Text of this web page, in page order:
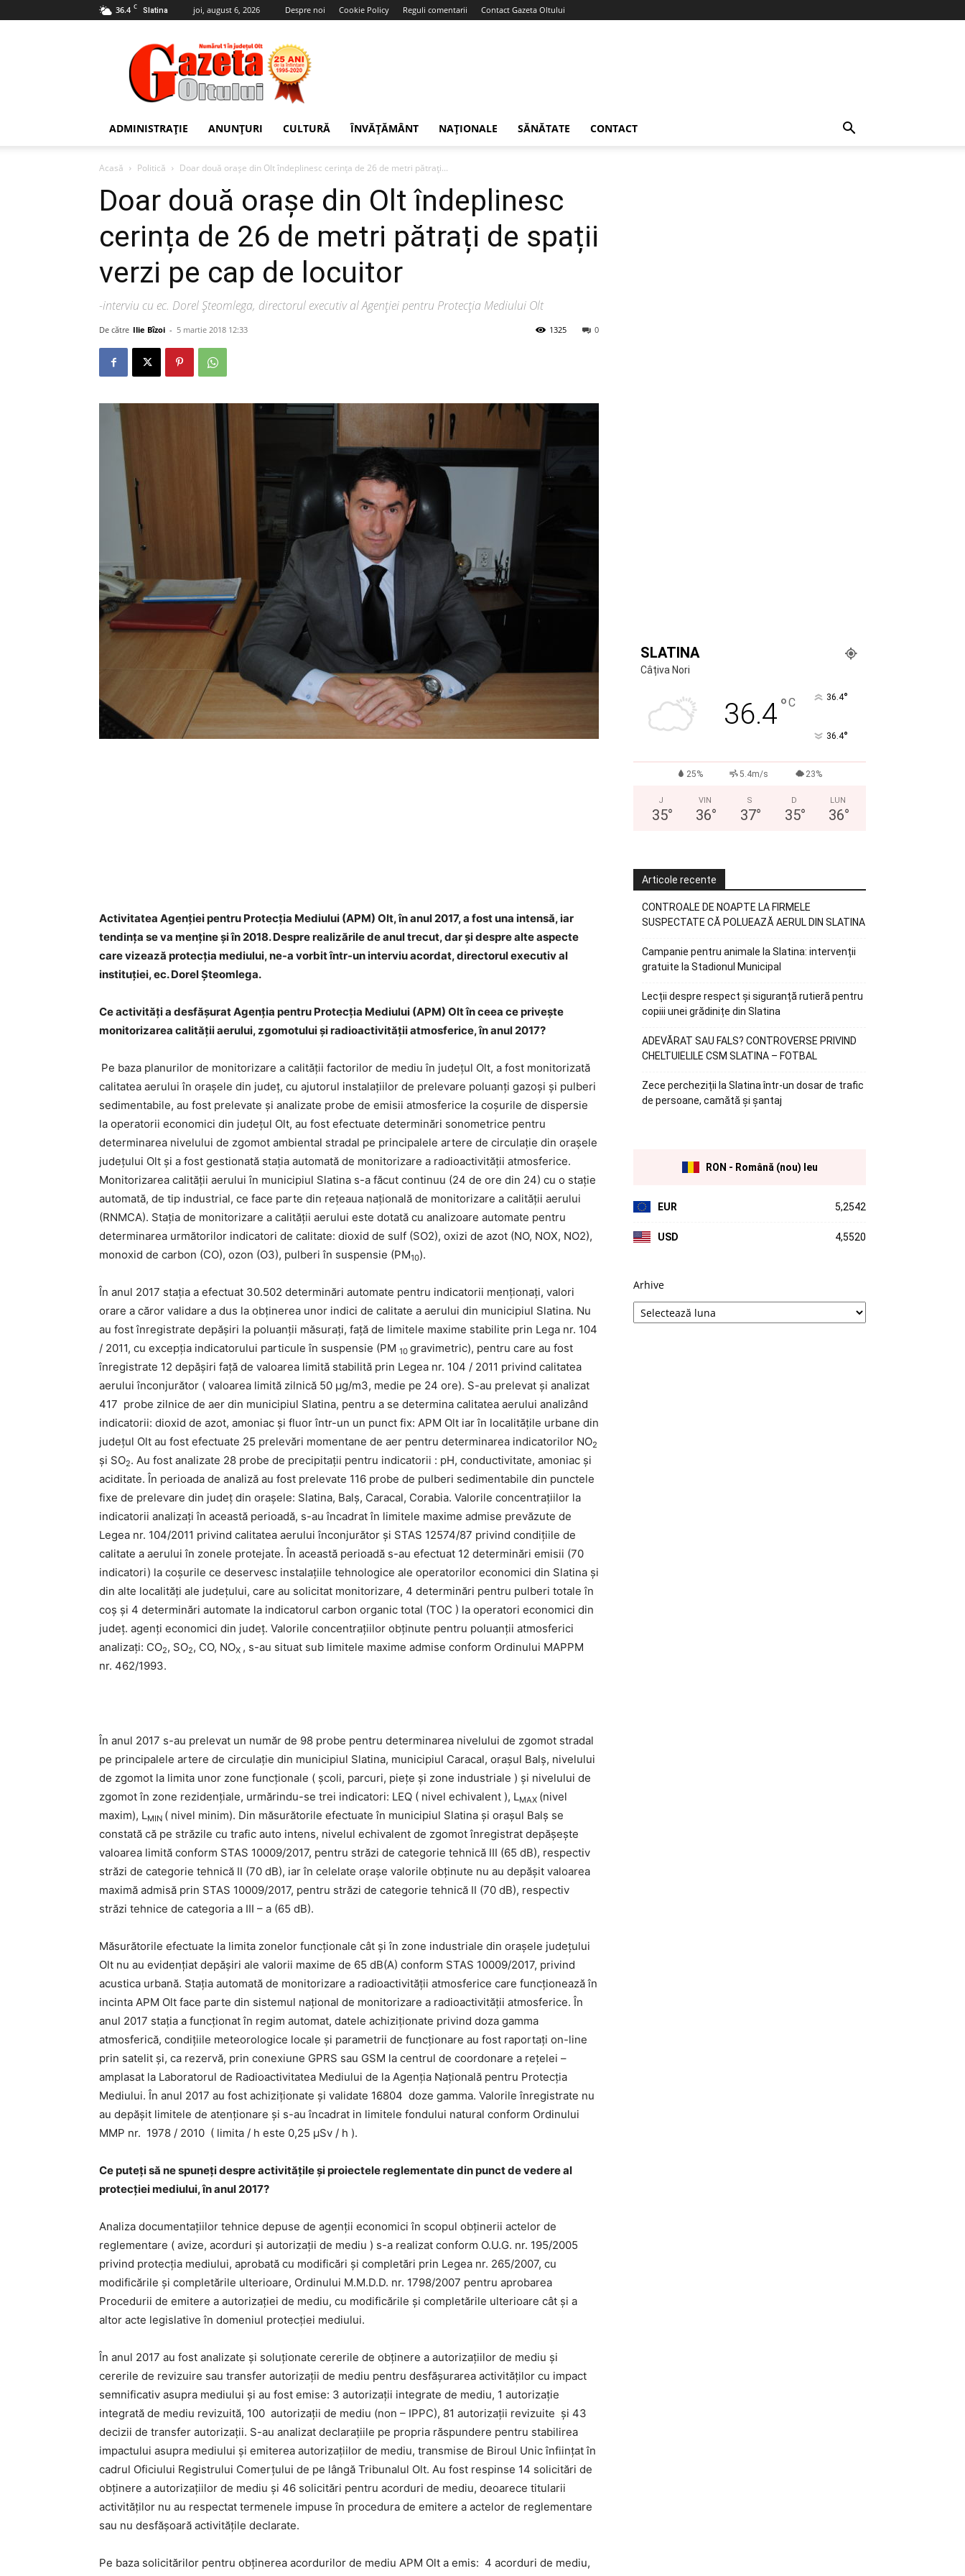
36.4 C Slatina joi, august 6, 2026 Despre noi Cookie Policy Reguli comentarii Contact Gazeta Oltului
Gazeta
Oltului
ADMINISTRAȚIE ANUNȚURI CULTURĂ ÎNVĂȚĂMÂNT NAȚIONALE SĂNĂTATE CONTACT
Acasă Politică Doar două orașe din Olt îndeplinesc cerința de 26 de metri pătrați...
Doar două orașe din Olt îndeplinesc
cerința de 26 de metri pătrați de spații
verzi pe cap de locuitor
-interviu cu ec. Dorel Șteomlega, directorul executiv al Agenției pentru Protecția Mediului Olt
De către Ilie Bîzoi - 5 martie 2018 12:33 0
1325
Activitatea Agenției pentru Protecția Mediului (APM) Olt,înanul 2017, a fost una intensă, iar
tendința se va menține și în 2018. Despre realizările de anul trecut, dar și despre alte aspecte
care vizează protecția mediului, ne-a vorbit într-un interviu acordat, directorul executiv al
instituției, ec. Dorel Șteomlega.
Ce activități a desfășurat Agenția pentru Protecția Mediului (APM) Olt în ceea ce privește
monitorizarea calității aerului, zgomotului și radioactivității atmosferice, în anul 2017?
Pe baza planurilor de monitorizare a calităţii factorilor de mediu în judeţul Olt, a fost monitorizată
calitatea aerului în orașele din județ, cu ajutorul instalaţiilor de prelevare poluanţi gazoşi şi pulberi
sedimentabile, au fost prelevate şi analizate probe de emisii atmosferice la coşurile de dispersie
la operatorii economici din judeţul Olt, au fost efectuate determinări sonometrice pentru
determinarea nivelului de zgomot ambiental stradal pe principalele artere de circulaţie din oraşele
judeţului Olt şi a fost gestionată staţia automată de monitorizare a radioactivităţii atmosferice.
Monitorizarea calităţii aerului în municipiul Slatina s-a făcut continuu (24 de ore din 24) cu o staţie
automată, de tip industrial, ce face parte din reţeaua naţională de monitorizare a calităţii aerului
(RNMCA). Staţia de monitorizare a calităţii aerului este dotată cu analizoare automate pentru
determinarea următorilor indicatori de calitate: dioxid de sulf (SO2), oxizi de azot (NO, NOX, NO2),
monoxid de carbon (CO), ozon (O3), pulberi în suspensie (PM10).
În anul 2017 staţia a efectuat 30.502 determinări automate pentru indicatorii menţionaţi, valori
orare a căror validare a dus la obţinerea unor indici de calitate a aerului din municipiul Slatina. Nu
au fost înregistrate depăşiri la poluanţii măsuraţi, faţă de limitele maxime stabilite prin Lega nr. 104
/ 2011, cu excepţia indicatorului particule în suspensie (PM 10 gravimetric), pentru care au fost
înregistrate 12 depăşiri faţă de valoarea limită stabilită prin Legea nr. 104 / 2011 privind calitatea
aerului înconjurător ( valoarea limită zilnică 50 µg/m3, medie pe 24 ore). S-au prelevat şi analizat
417 probe zilnice de aer din municipiul Slatina, pentru a se determina calitatea aerului analizând
indicatorii: dioxid de azot, amoniac şi fluor într-un un punct fix: APM Olt iar în localităţile urbane din
judeţul Olt au fost efectuate 25 prelevări momentane de aer pentru determinarea indicatorilor NO2
şi SO2. Au fost analizate 28 probe de precipitaţii pentru indicatorii : pH, conductivitate, amoniac şi
aciditate. În perioada de analiză au fost prelevate 116 probe de pulberi sedimentabile din punctele
fixe de prelevare din judeţ din oraşele: Slatina, Balş, Caracal, Corabia. Valorile concentraţiilor la
indicatorii analizaţi în această perioadă, s-au încadrat în limitele maxime admise prevăzute de
Legea nr. 104/2011 privind calitatea aerului înconjurător şi STAS 12574/87 privind condiţiile de
calitate a aerului în zonele protejate. În această perioadă s-au efectuat 12 determinări emisii (70
indicatori) la coşurile ce deservesc instalaţiile tehnologice ale operatorilor economici din Slatina şi
din alte localităţi ale judeţului, care au solicitat monitorizare, 4 determinări pentru pulberi totale în
coş și 4 determinări automate la indicatorul carbon organic total (TOC ) la operatori economici din
judeţ. agenţi economici din județ. Valorile concentraţiilor obținute pentru poluanţii atmosferici
analizați: CO2, SO2, CO, NOX , s-au situat sub limitele maxime admise conform Ordinului MAPPM
nr. 462/1993.
În anul 2017 s-au prelevat un număr de 98 probe pentru determinarea nivelului de zgomot stradal
pe principalele artere de circulaţie din municipiul Slatina, municipiul Caracal, oraşul Balş, nivelului
de zgomot la limita unor zone funcţionale ( şcoli, parcuri, pieţe şi zone industriale ) şi nivelului de
zgomot în zone rezidenţiale, urmărindu-se trei indicatori: LEQ ( nivel echivalent ), LMAX (nivel
maxim), LMIN ( nivel minim). Din măsurătorile efectuate în municipiul Slatina şi oraşul Balş se
constată că pe străzile cu trafic auto intens, nivelul echivalent de zgomot înregistrat depăşeşte
valoarea limită conform STAS 10009/2017, pentru străzi de categorie tehnică III (65 dB), respectiv
străzi de categorie tehnică II (70 dB), iar în celelate oraşe valorile obţinute nu au depăşit valoarea
maximă admisă prin STAS 10009/2017, pentru străzi de categorie tehnică II (70 dB), respectiv
străzi tehnice de categoria a III – a (65 dB).
Măsurătorile efectuate la limita zonelor funcţionale cât şi în zone industriale din oraşele judeţului
Olt nu au evidenţiat depăşiri ale valorii maxime de 65 dB(A) conform STAS 10009/2017, privind
acustica urbană. Staţia automată de monitorizare a radioactivităţii atmosferice care funcţionează în
incinta APM Olt face parte din sistemul naţional de monitorizare a radioactivităţii atmosferice. În
anul 2017 staţia a funcţionat în regim automat, datele achiziţionate privind doza gamma
atmosferică, condiţiile meteorologice locale şi parametrii de funcţionare au fost raportaţi on-line
prin satelit şi, ca rezervă, prin conexiune GPRS sau GSM la centrul de coordonare a reţelei –
amplasat la Laboratorul de Radioactivitatea Mediului de la Agenţia Naţională pentru Protecţia
Mediului. În anul 2017 au fost achiziţionate şi validate 16804 doze gamma. Valorile înregistrate nu
au depăşit limitele de atenţionare şi s-au încadrat in limitele fondului natural conform Ordinului
MMP nr. 1978 / 2010 ( limita / h este 0,25 µSv / h ).
Ce puteți să ne spuneți despre activitățile și proiectele reglementate din punct de vedere al
protecției mediului, în anul 2017?
Analiza documentaţiilor tehnice depuse de agenţii economici în scopul obţinerii actelor de
reglementare ( avize, acorduri şi autorizaţii de mediu ) s-a realizat conform O.U.G. nr. 195/2005
privind protecţia mediului, aprobată cu modificări şi completări prin Legea nr. 265/2007, cu
modificările şi completările ulterioare, Ordinului M.M.D.D. nr. 1798/2007 pentru aprobarea
Procedurii de emitere a autorizaţiei de mediu, cu modificările şi completările ulterioare cât și a
altor acte legislative în domeniul protecției mediului.
În anul 2017 au fost analizate şi soluţionate cererile de obţinere a autorizaţiilor de mediu şi
cererile de revizuire sau transfer autorizaţii de mediu pentru desfăşurarea activităţilor cu impact
semnificativ asupra mediului şi au fost emise: 3 autorizaţii integrate de mediu, 1 autorizaţie
integrată de mediu revizuită, 100 autorizaţii de mediu (non – IPPC), 81 autorizaţii revizuite şi 43
decizii de transfer autorizaţii. S-au analizat declaraţiile pe propria răspundere pentru stabilirea
impactului asupra mediului şi emiterea autorizaţiilor de mediu, transmise de Biroul Unic înfiinţat în
cadrul Oficiului Registrului Comerţului de pe lângă Tribunalul Olt. Au fost respinse 14 solicitări de
obţinere a autorizaţiilor de mediu şi 46 solicitări pentru acorduri de mediu, deoarece titularii
activităţilor nu au respectat termenele impuse în procedura de emitere a actelor de reglementare
sau nu desfăşoară activităţile declarate.
Pe baza solicitărilor pentru obţinerea acordurilor de mediu APM Olt a emis: 4 acorduri de mediu,
SLATINA
Câțiva Nori
36.4°C 36.4°
36.4°
25% 5.4m/s 23%
J
35°
VIN
36°
S
37°
D
35°
LUN
36°
Articole recente
CONTROALE DE NOAPTE LA FIRMELE
SUSPECTATE CĂ POLUEAZĂ AERUL DIN SLATINA
Campanie pentru animale la Slatina: intervenții
gratuite la Stadionul Municipal
Lecții despre respect și siguranță rutieră pentru
copiii unei grădinițe din Slatina
ADEVĂRAT SAU FALS? CONTROVERSE PRIVIND
CHELTUIELILE CSM SLATINA – FOTBAL
Zece percheziții la Slatina într-un dosar de trafic
de persoane, camătă și șantaj
RON - Română (nou) leu
EUR 5,2542
USD 4,5520
Arhive